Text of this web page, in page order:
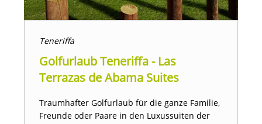
Teneriffa
Golfurlaub Teneriffa - Las
Terrazas de Abama Suites
Traumhafter Golfurlaub für die ganze Familie,
Freunde oder Paare in den Luxussuiten der